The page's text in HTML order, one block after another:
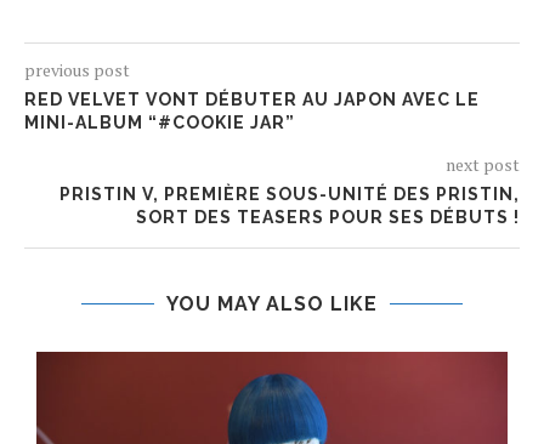
previous post
RED VELVET VONT DÉBUTER AU JAPON AVEC LE
MINI-ALBUM “#COOKIE JAR”
next post
PRISTIN V, PREMIÈRE SOUS-UNITÉ DES PRISTIN,
SORT DES TEASERS POUR SES DÉBUTS !
YOU MAY ALSO LIKE